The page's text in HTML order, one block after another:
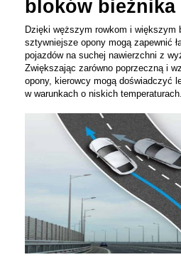
bloków
Dzięki węższym rowkom i większym
sztywniejsze opony mogą zapewnić
pojazdów na suchej nawierzchni z
Zwiększając zarówno poprzeczną i
opony, kierowcy mogą doświadczyć
w warunkach o niskich temperaturach.